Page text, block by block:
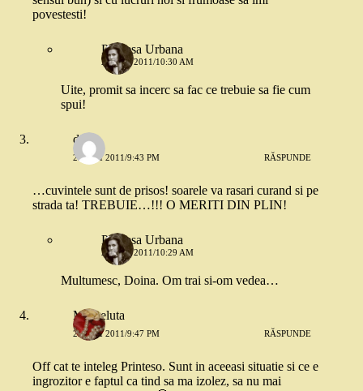
povestesti!
Printesa Urbana
24 MAI 2011/10:30 AM
Uite, promit sa incerc sa fac ce trebuie sa fie cum
spui!
doina
23 MAI 2011/9:43 PM RĂSPUNDE
…cuvintele sunt de prisos! soarele va rasari curand si pe
strada ta! TREBUIE…!!! O MERITI DIN PLIN!
Printesa Urbana
24 MAI 2011/10:29 AM
Multumesc, Doina. Om trai si-om vedea…
Margeluta
23 MAI 2011/9:47 PM RĂSPUNDE
Off cat te inteleg Printeso. Sunt in aceeasi situatie si ce e
ingrozitor e faptul ca tind sa ma izolez, sa nu mai